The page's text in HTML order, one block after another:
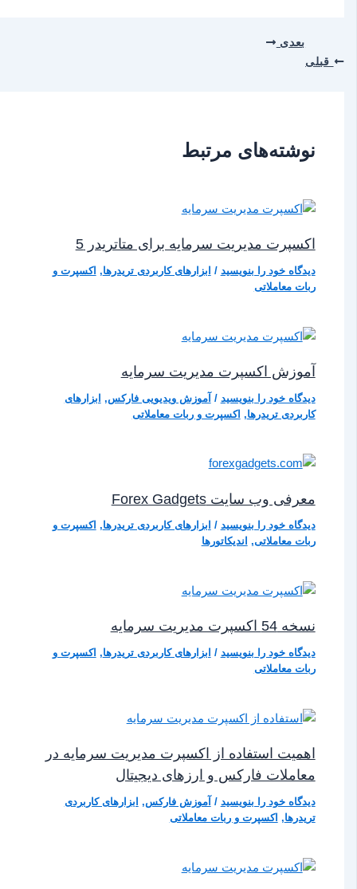
قبلی
بعدی
نوشته‌های مرتبط
اکسپرت مدیریت سرمایه برای متاتریدر 5
دیدگاه‌ خود را بنویسید /ابزارهای کاربردی تریدرها,اکسپرت و
ربات معاملاتی
آموزش اکسپرت مدیریت سرمایه
دیدگاه‌ خود را بنویسید /آموزش ویدیویی فارکس,ابزارهای
کاربردی تریدرها,اکسپرت و ربات معاملاتی
معرفی وب‌ سایت Forex Gadgets
دیدگاه‌ خود را بنویسید /ابزارهای کاربردی تریدرها,اکسپرت و
ربات معاملاتی,اندیکاتورها
نسخه 54 اکسپرت مدیریت سرمایه
دیدگاه‌ خود را بنویسید /ابزارهای کاربردی تریدرها,اکسپرت و
ربات معاملاتی
اهمیت استفاده از اکسپرت مدیریت سرمایه در
معاملات فارکس و ارزهای دیجیتال
دیدگاه‌ خود را بنویسید /آموزش فارکس,ابزارهای کاربردی
تریدرها,اکسپرت و ربات معاملاتی